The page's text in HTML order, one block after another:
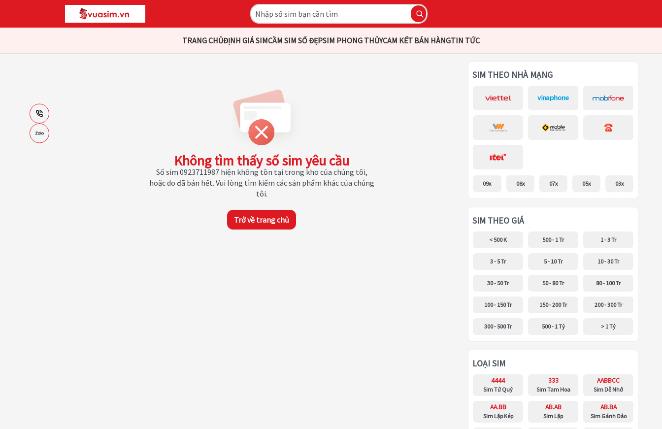
TRANG CHỦĐỊNH GIÁ SIMCẦM SIM SỐ ĐẸPSIM PHONG THỦYCAM KẾT BÁN HÀNGTIN TỨC
Không tìm thấy số sim yêu cầu
Số sim 0923711987 hiện không tồn tại trong kho của chúng tôi,
hoặc do đã bán hết. Vui lòng tìm kiếm các sản phẩm khác của chúng
tôi.
Trở về trang chủ
SIM THEO NHÀ MẠNG
09x 08x 07x 05x 03x
SIM THEO GIÁ
< 500 K 500 - 1 Tr 1 - 3 Tr
3 - 5 Tr 5 - 10 Tr 10 - 30 Tr
30 - 50 Tr 50 - 80 Tr 80 - 100 Tr
100 - 150 Tr 150 - 200 Tr 200 - 300 Tr
300 - 500 Tr 500 - 1 Tỷ > 1 Tỷ
LOẠI SIM
4444
Sim Tứ Quý
333
Sim Tam Hoa
AABBCC
Sim Dễ Nhớ
AA.BB
Sim Lặp Kép
AB.AB
Sim Lặp
AB.BA
Sim Gánh Đảo